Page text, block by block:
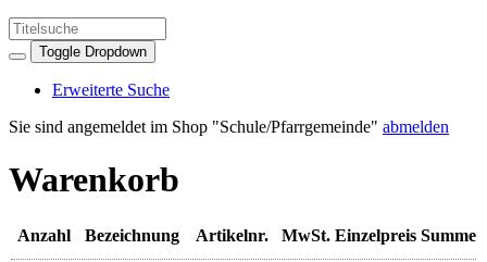
Toggle Dropdown
Erweiterte Suche
Sie sind angemeldet im Shop "Schule/Pfarrgemeinde" abmelden
Warenkorb
Anzahl Bezeichnung Artikelnr. MwSt. Einzelpreis Summe